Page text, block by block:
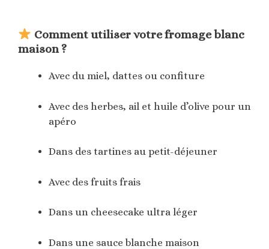
Comment utiliser votre fromage blanc
maison ?
Avec du miel, dattes ou confiture
Avec des herbes, ail et huile d’olive pour un
apéro
Dans des tartines au petit-déjeuner
Avec des fruits frais
Dans un cheesecake ultra léger
Dans une sauce blanche maison